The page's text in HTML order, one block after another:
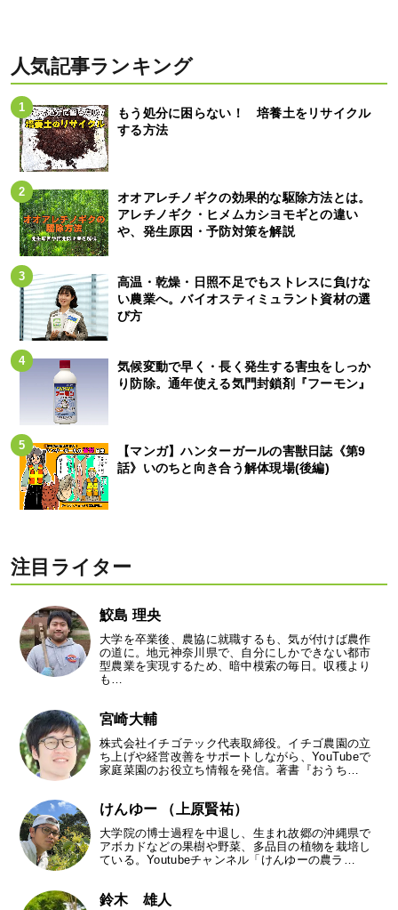
人気記事ランキング
もう処分に困らない！ 培養土をリサイクル
する方法
オオアレチノギクの効果的な駆除方法とは。
アレチノギク・ヒメムカシヨモギとの違い
や、発生原因・予防対策を解説
高温・乾燥・日照不足でもストレスに負けな
い農業へ。バイオスティミュラント資材の選
び方
気候変動で早く・長く発生する害虫をしっか
り防除。通年使える気門封鎖剤『フーモン』
【マンガ】ハンターガールの害獣日誌《第9
話》いのちと向き合う解体現場(後編)
注目ライター
鮫島 理央
大学を卒業後、農協に就職するも、気が付けば農作
の道に。地元神奈川県で、自分にしかできない都市
型農業を実現するため、暗中模索の毎日。収穫より
も…
宮崎大輔
株式会社イチゴテック代表取締役。イチゴ農園の立
ち上げや経営改善をサポートしながら、YouTubeで
家庭菜園のお役立ち情報を発信。著書『おうち…
けんゆー （上原賢祐）
大学院の博士過程を中退し、生まれ故郷の沖縄県で
アボカドなどの果樹や野菜、多品目の植物を栽培し
ている。Youtubeチャンネル「けんゆーの農ラ…
鈴木 雄人